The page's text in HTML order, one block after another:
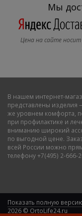
Мы
Цена на сайте
В нашем интернет-
представлены изделия
же уровнем комфорта,
при профилактике и
вниманию широкий
по выгодной цене.
всей России можно
телефону +7(495) 2-666-
Показать полную
2026 © OrtoLife24.ru